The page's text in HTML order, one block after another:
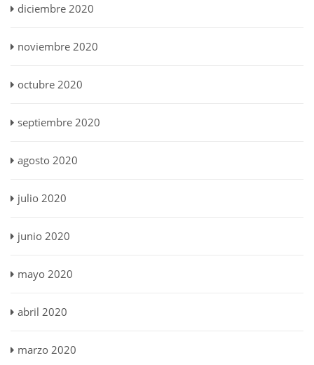
diciembre 2020
noviembre 2020
octubre 2020
septiembre 2020
agosto 2020
julio 2020
junio 2020
mayo 2020
abril 2020
marzo 2020